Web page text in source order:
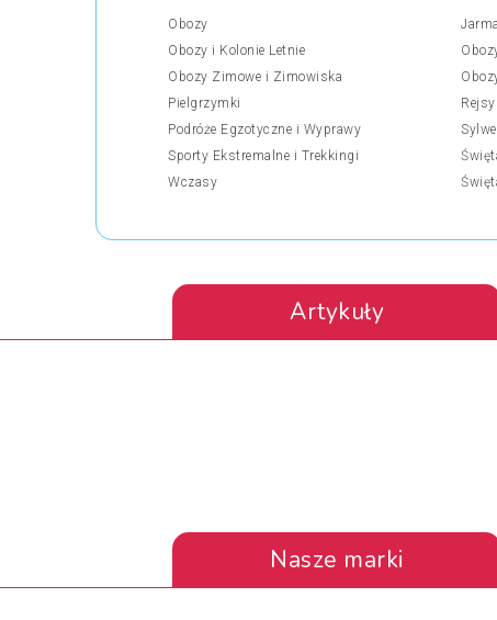
Obozy
Obozy i Kolonie Letnie
Obozy Zimowe i Zimowiska
Pielgrzymki
Podróże Egzotyczne i Wyprawy
Sporty Ekstremalne i Trekkingi
Wczasy
Artykuły
Nasze marki